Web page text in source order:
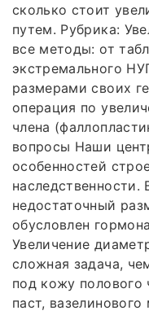
сколько стоит
путем. Рубрика:
все методы: от
экстремального
размерами своих
операция по
члена
вопросы Наши
особенностей
наследственности.
недостаточный
обусловлен
Увеличение
сложная задача,
под кожу полового
паст,